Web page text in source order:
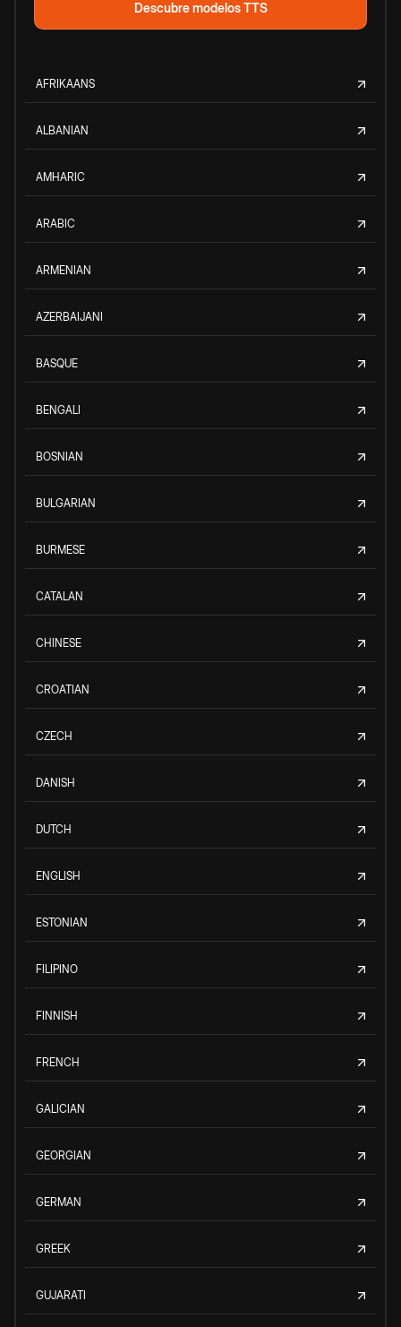
Descubre modelos TTS
AFRIKAANS
ALBANIAN
AMHARIC
ARABIC
ARMENIAN
AZERBAIJANI
BASQUE
BENGALI
BOSNIAN
BULGARIAN
BURMESE
CATALAN
CHINESE
CROATIAN
CZECH
DANISH
DUTCH
ENGLISH
ESTONIAN
FILIPINO
FINNISH
FRENCH
GALICIAN
GEORGIAN
GERMAN
GREEK
GUJARATI